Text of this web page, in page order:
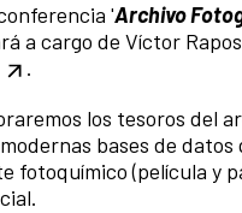
'Archivo
a cargo de Víctor
.
los tesoros del
bases de
fotoquímico (película y